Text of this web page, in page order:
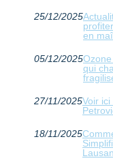
25/12/2025
en
05/12/2025
qui
27/11/2025Voir
18/11/2025